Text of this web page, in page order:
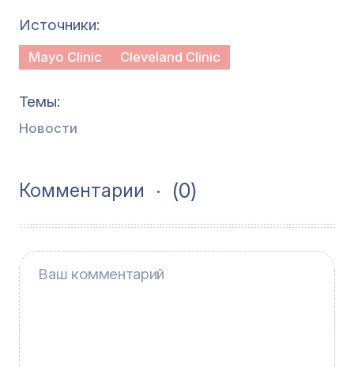
Источники
Mayo Clinic Cleveland Clinic
Темы
Новости
Комментарии (0)